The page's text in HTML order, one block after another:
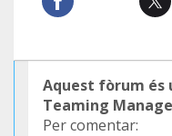
Aquest fòrum és
Teaming
Per comentar: